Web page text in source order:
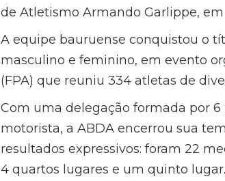
de Atletismo Armando Garlippe, em
A equipe bauruense conquistou o
masculino e feminino, em evento
(FPA) que reuniu 334 atletas de
Com uma delegação formada por 6
motorista, a ABDA encerrou sua
resultados expressivos: foram 22
4 quartos lugares e um quinto